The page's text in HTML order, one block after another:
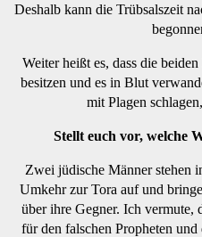
Deshalb kann die Trübsalszeit
Weiter heißt es, dass die
besitzen und es in Blut
mit Plagen
Stellt euch vor, welche
Zwei jüdische Männer stehen
Umkehr zur Tora auf und
über ihre Gegner. Ich vermute,
für den falschen Propheten